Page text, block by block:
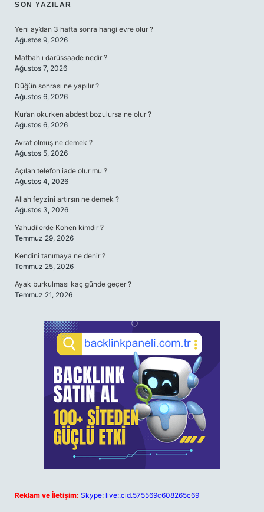
SIDEBAR
SON YAZILAR
Yeni ay’dan 3 hafta sonra hangi evre olur ?
Ağustos 9, 2026
Matbah ı darüssaade nedir ?
Ağustos 7, 2026
Düğün sonrası ne yapılır ?
Ağustos 6, 2026
Kur’an okurken abdest bozulursa ne olur ?
Ağustos 6, 2026
Avrat olmuş ne demek ?
Ağustos 5, 2026
Açılan telefon iade olur mu ?
Ağustos 4, 2026
Allah feyzini artırsın ne demek ?
Ağustos 3, 2026
Yahudilerde Kohen kimdir ?
Temmuz 29, 2026
Kendini tanımaya ne denir ?
Temmuz 25, 2026
Ayak burkulması kaç günde geçer ?
Temmuz 21, 2026
Reklam ve İletişim: Skype: live:.cid.575569c608265c69